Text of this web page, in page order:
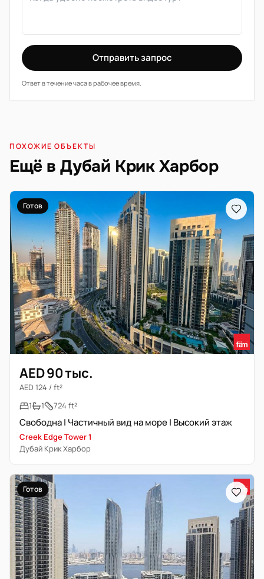
Отправить запрос
Ответ в течение часа в рабочее время.
ПОХОЖИЕ ОБЪЕКТЫ
Ещё в Дубай Крик Харбор
Готов
AED 90 тыс.
AED 124 / ft²
1
1 724 ft²
Свободна | Частичный вид на море | Высокий этаж
Creek Edge Tower 1
Дубай Крик Харбор
Готов